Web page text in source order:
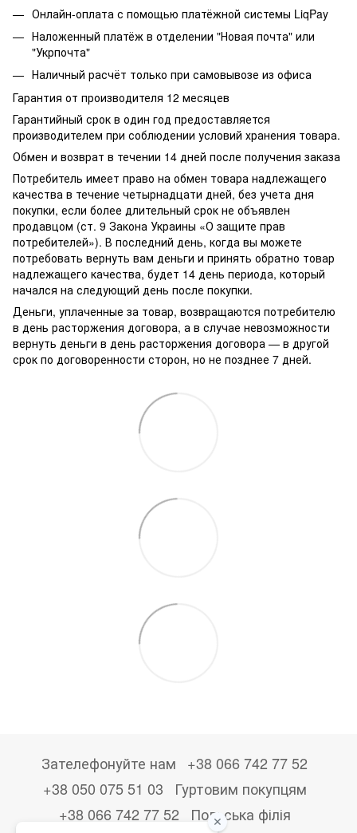
Онлайн-оплата с помощью платёжной системы LiqPay
Наложенный платёж в отделении "Новая почта" или
"Укрпочта"
Наличный расчёт только при самовывозе из офиса
Гарантия от производителя 12 месяцев
Гарантийный срок в один год предоставляется
производителем при соблюдении условий хранения товара.
Обмен и возврат в течении 14 дней после получения заказа
Потребитель имеет право на обмен товара надлежащего
качества в течение четырнадцати дней, без учета дня
покупки, если более длительный срок не объявлен
продавцом (ст. 9 Закона Украины «О защите прав
потребителей»). В последний день, когда вы можете
потребовать вернуть вам деньги и принять обратно товар
надлежащего качества, будет 14 день периода, который
начался на следующий день после покупки.
Деньги, уплаченные за товар, возвращаются потребителю
в день расторжения договора, а в случае невозможности
вернуть деньги в день расторжения договора — в другой
срок по договоренности сторон, но не позднее 7 дней.
Зателефонуйте нам
+38 066 742 77 52
+38 050 075 51 03
Гуртовим покупцям
+38 066 742 77 52
Польська філія